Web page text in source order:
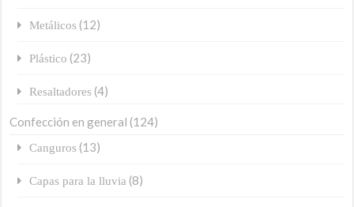
Metálicos (12)
Plástico (23)
Resaltadores (4)
Confección en general (124)
Canguros (13)
Capas para la lluvia (8)